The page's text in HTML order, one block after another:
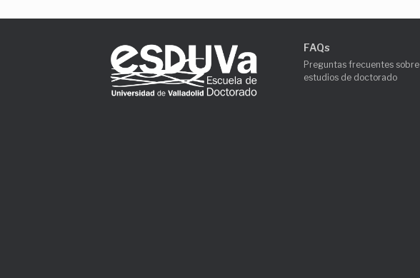
FAQs
Preguntas frecuentes sobre
estudios de doctorado